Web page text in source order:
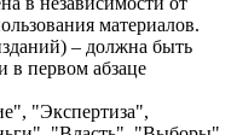
материалов.
– должна быть
в первом абзаце
"Экспертиза",